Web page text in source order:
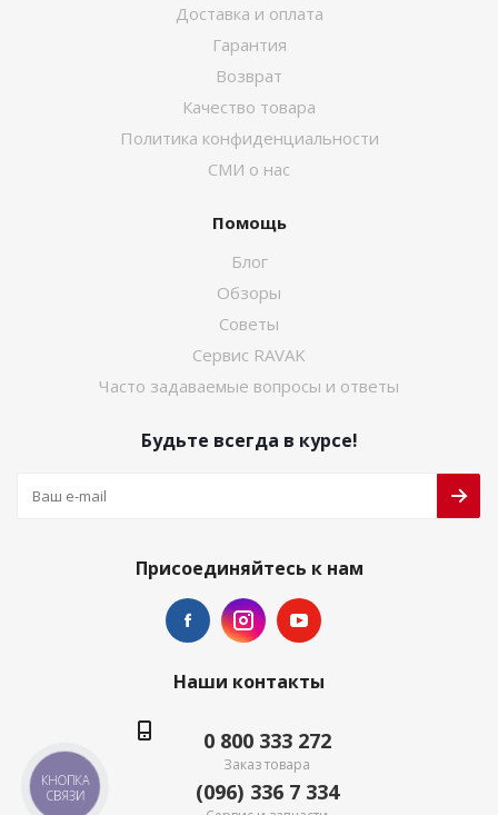
Доставка и оплата
Гарантия
Возврат
Качество товара
Политика конфиденциальности
СМИ о нас
Помощь
Блог
Обзоры
Советы
Сервис RAVAK
Часто задаваемые вопросы и ответы
Будьте всегда в курсе!
Присоединяйтесь к нам
Наши контакты
0 800 333 272
Заказ товара
(096) 336 7 334
КНОПКА
СВЯЗИ